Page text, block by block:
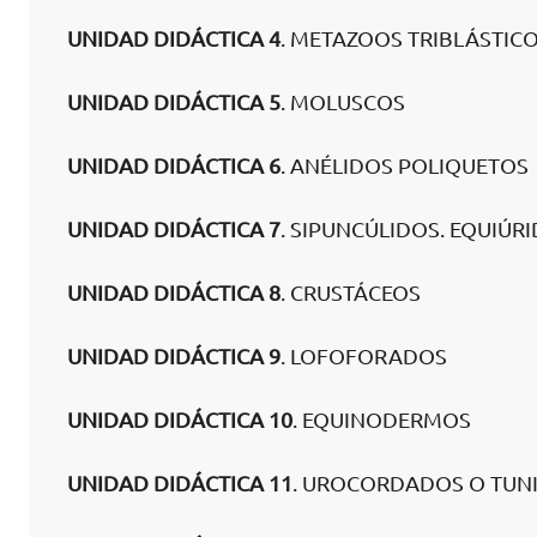
UNIDAD DIDÁCTICA 4. METAZOOS
UNIDAD DIDÁCTICA 5. MOLUSCOS
UNIDAD DIDÁCTICA 6. ANÉLIDOS POLIQUETOS
UNIDAD DIDÁCTICA 7. SIPUNCÚLIDOS.
UNIDAD DIDÁCTICA 8. CRUSTÁCEOS
UNIDAD DIDÁCTICA 9. LOFOFORADOS
UNIDAD DIDÁCTICA 10. EQUINODERMOS
UNIDAD DIDÁCTICA 11. UROCORDADOS O